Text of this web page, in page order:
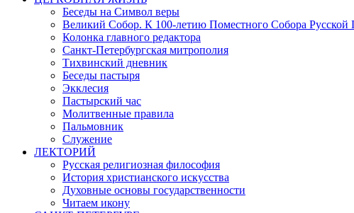
Беседы на Символ веры
Великий Собор. К 100-летию Поместного Собора Русской
Колонка главного редактора
Санкт-Петербургская митрополия
Тихвинский дневник
Беседы пастыря
Экклесия
Пастырский час
Молитвенные правила
Пальмовник
Служение
ЛЕКТОРИЙ
Русская религиозная философия
История христианского искусства
Духовные основы государственности
Читаем икону